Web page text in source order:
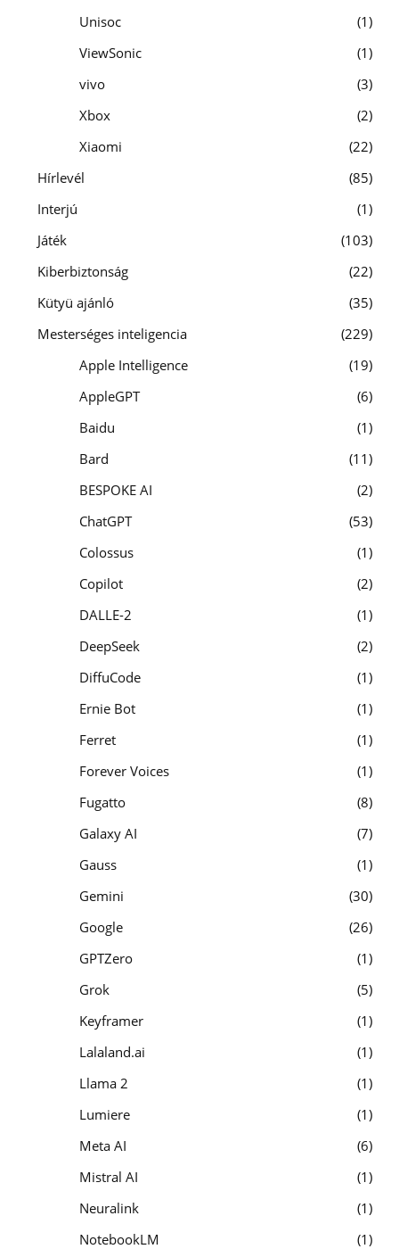
Unisoc
1
ViewSonic
1
vivo
3
Xbox
2
Xiaomi
22
Hírlevél
85
Interjú
1
Játék
103
Kiberbiztonság
22
Kütyü ajánló
35
Mesterséges inteligencia
229
Apple Intelligence
19
AppleGPT
6
Baidu
1
Bard
11
BESPOKE AI
2
ChatGPT
53
Colossus
1
Copilot
2
DALLE-2
1
DeepSeek
2
DiffuCode
1
Ernie Bot
1
Ferret
1
Forever Voices
1
Fugatto
8
Galaxy AI
7
Gauss
1
Gemini
30
Google
26
GPTZero
1
Grok
5
Keyframer
1
Lalaland.ai
1
Llama 2
1
Lumiere
1
Meta AI
6
Mistral AI
1
Neuralink
1
NotebookLM
1